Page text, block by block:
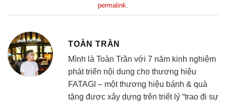
permalink.
TOÀN TRẦN
Mình là Toàn Trần với 7 năm kinh nghiệm
phát triển nội dung cho thương hiệu
FATAGI – một thương hiệu bánh & quà
tặng được xây dựng trên triết lý “trao đi sự